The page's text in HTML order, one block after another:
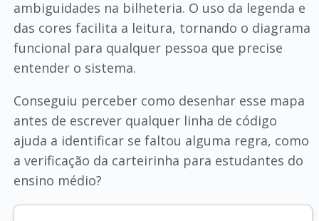
ambiguidades na bilheteria. O uso da legenda e
das cores facilita a leitura, tornando o diagrama
funcional para qualquer pessoa que precise
entender o sistema.
Conseguiu perceber como desenhar esse mapa
antes de escrever qualquer linha de código
ajuda a identificar se faltou alguma regra, como
a verificação da carteirinha para estudantes do
ensino médio?